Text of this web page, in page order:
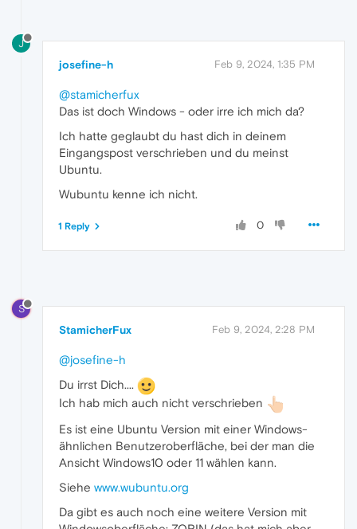
J
josefine-h Feb 9, 2024, 1:35 PM
@stamicherfux
Das ist doch Windows - oder irre ich mich da?
Ich hatte geglaubt du hast dich in deinem
Eingangspost verschrieben und du meinst
Ubuntu.
Wubuntu kenne ich nicht.
0
1 Reply
S
StamicherFux Feb 9, 2024, 2:28 PM
@josefine-h
Du irrst Dich....
Ich hab mich auch nicht verschrieben
Es ist eine Ubuntu Version mit einer Windows-
ähnlichen Benutzeroberfläche, bei der man die
Ansicht Windows10 oder 11 wählen kann.
Siehe www.wubuntu.org
Da gibt es auch noch eine weitere Version mit